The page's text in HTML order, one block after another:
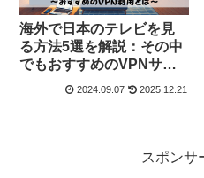
海外で日本のテレビを見
る方法5選を解説：その中
でもおすすめのVPNサー
ビスとは？
2024.09.07 2025.12.21
スポンサ